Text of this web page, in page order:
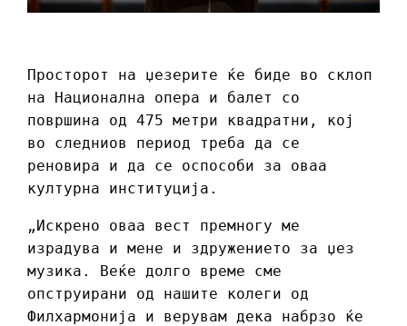
Просторот на џезерите ќе биде во склоп
на Национална опера и балет со
површина од 475 метри квадратни, кој
во следниов период треба да се
реновира и да се оспособи за оваа
културна институција.
„Искрено оваа вест премногу ме
израдува и мене и здружението за џез
музика. Веќе долго време сме
опструирани од нашите колеги од
Филхармонија и верувам дека набрзо ќе